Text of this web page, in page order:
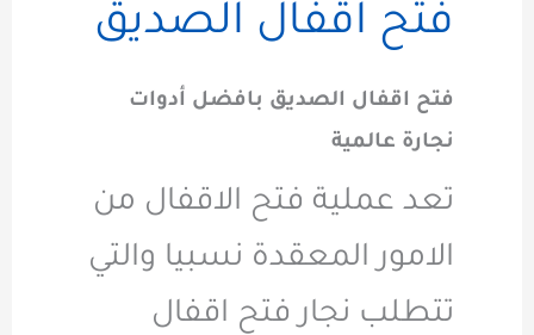
فتح اقفال الصديق
فتح اقفال الصديق بافضل أدوات
نجارة عالمية
تعد عملية فتح الاقفال من
الامور المعقدة نسبيا والتي
تتطلب نجار فتح اقفال